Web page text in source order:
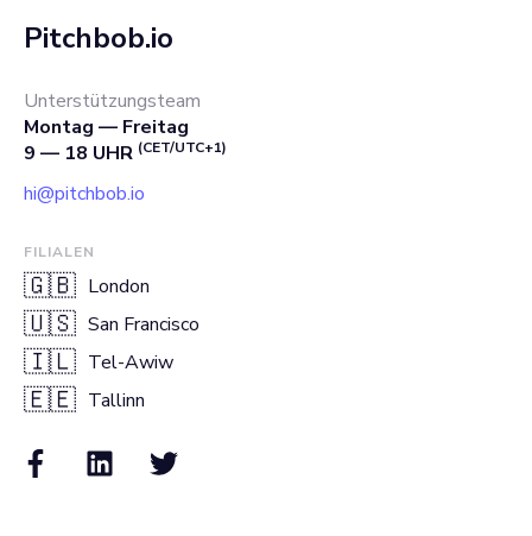
Pitchbob.io
Unterstützungsteam
Montag — Freitag
9 — 18 UHR (CET/UTC+1)
hi@pitchbob.io
FILIALEN
🇬🇧 London
🇺🇸 San Francisco
🇮🇱 Tel-Awiw
🇪🇪 Tallinn